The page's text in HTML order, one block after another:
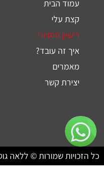
עמוד הבית
קצת עלי
רישיון פנסיוני
איך זה עובד?
מאמרים
יצירת קשר
כל הזכויות שמורות © ללאה גוס